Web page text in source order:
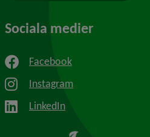
Sociala medier
Facebook
Instagram
LinkedIn